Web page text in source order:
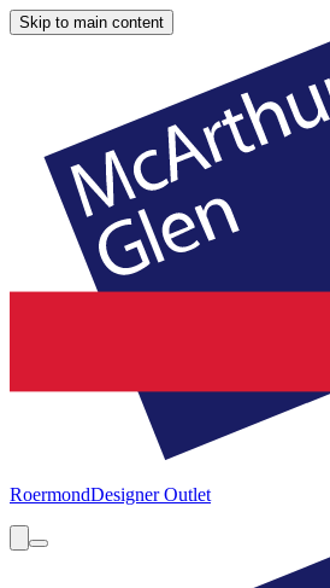
Skip to main content
RoermondDesigner Outlet